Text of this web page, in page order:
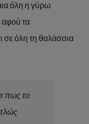
όλη η γύρω
αφού τα
σε όλη τη θαλάσσια
πως το